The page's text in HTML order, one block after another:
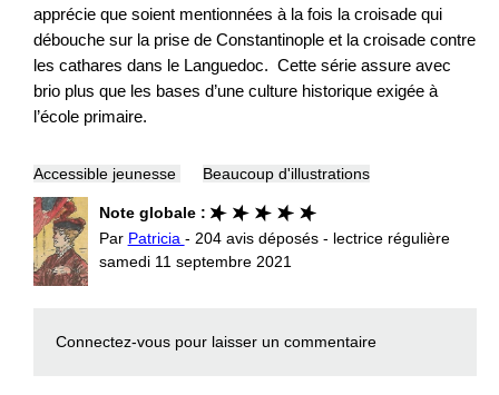
apprécie que soient mentionnées à la fois la croisade qui
débouche sur la prise de Constantinople et la croisade contre
les cathares dans le Languedoc. Cette série assure avec
brio plus que les bases d’une culture historique exigée à
l’école primaire.
Accessible jeunesse Beaucoup d'illustrations
Note globale :
Par Patricia - 204 avis déposés - lectrice régulière
samedi 11 septembre 2021
Connectez-vous pour laisser un commentaire